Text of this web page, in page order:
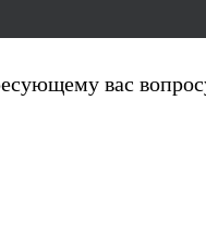
вас